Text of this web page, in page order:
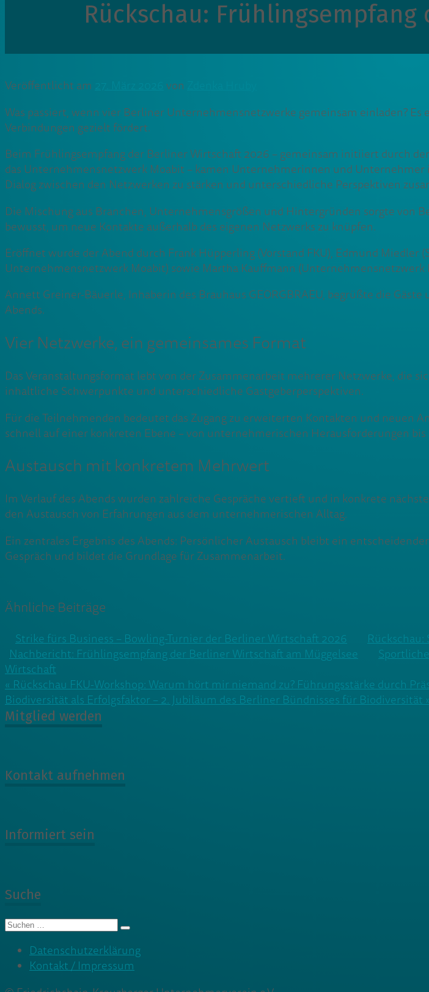
Rückschau:
Veröffentlicht am von
Was passiert, wenn vier Berliner Unternehmensnetzwerke gemeinsam einladen?
Verbindungen gezielt fördert.
Beim Frühlingsempfang der Berliner Wirtschaft 2026 – gemeinsam initiiert durch
das Unternehmensnetzwerk Moabit – kamen Unternehmerinnen und Unternehmer
Dialog zwischen den Netzwerken zu stärken und unterschiedliche Perspektiven
Die Mischung aus Branchen, Unternehmensgrößen und Hintergründen sorgte von
bewusst, um neue Kontakte außerhalb des eigenen Netzwerks zu knüpfen.
Eröffnet wurde der Abend durch Frank Hüpperling (Vorstand FKU), Edmund
Unternehmensnetzwerk Moabit) sowie Martha Kauffmann (Unternehmensnetzwerk
Annett Greiner-Bäuerle, Inhaberin des Brauhaus GEORGBRAEU, begrüßte die
Abends.
Vier Netzwerke, ein gemeinsames Format
Das Veranstaltungsformat lebt von der Zusammenarbeit mehrerer Netzwerke, die
inhaltliche Schwerpunkte und unterschiedliche Gastgeberperspektiven.
Für die Teilnehmenden bedeutet das Zugang zu erweiterten Kontakten und neuen
schnell auf einer konkreten Ebene – von unternehmerischen Herausforderungen
Austausch mit konkretem Mehrwert
Im Verlauf des Abends wurden zahlreiche Gespräche vertieft und in konkrete
den Austausch von Erfahrungen aus dem unternehmerischen Alltag.
Ein zentrales Ergebnis des Abends: Persönlicher Austausch bleibt ein
Gespräch und bildet die Grundlage für Zusammenarbeit.
Ähnliche Beiträge
Strike fürs Business – Bowling-Turnier der Berliner Wirtschaft 2026
Nachbericht: Frühlingsempfang der Berliner Wirtschaft am Müggelsee
Wirtschaft
Beitragsnavigation
« Rückschau FKU-Workshop: Warum hört mir niemand zu? Führungsstärke durch
Biodiversität als Erfolgsfaktor – 2. Jubiläum des Berliner Bündnisses für Biodiversität
Mitglied werden
Kontakt aufnehmen
Informiert sein
Suche
Suche
Datenschutzerklärung
Kontakt / Impressum